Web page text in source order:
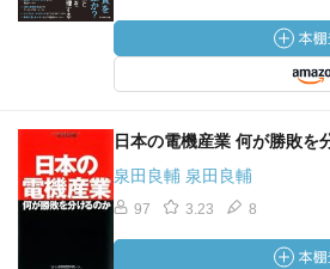
日本の電機産業 何が勝敗を
泉田良輔 泉田良輔
97 3.23 8